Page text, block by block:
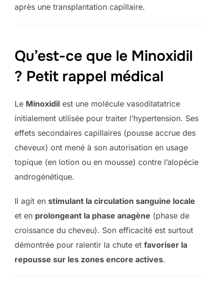
après une transplantation capillaire.
Qu’est-ce que le Minoxidil
? Petit rappel médical
Le Minoxidil est une molécule vasodilatatrice
initialement utilisée pour traiter l’hypertension. Ses
effets secondaires capillaires (pousse accrue des
cheveux) ont mené à son autorisation en usage
topique (en lotion ou en mousse) contre l’alopécie
androgénétique.
Il agit en stimulant la circulation sanguine locale
et en prolongeant la phase anagène (phase de
croissance du cheveu). Son efficacité est surtout
démontrée pour ralentir la chute et favoriser la
repousse sur les zones encore actives.